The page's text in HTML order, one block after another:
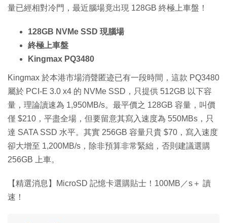
量已經相對冷門，最近腦場竟出現 128GB 終極上車盤！
128GB NVMe SSD 現腦場
終極上車盤
Kingmax PQ3480
Kingmax 於本港市場消聲匿迹已有一段時間，這款 PQ3480
屬於 PCI-E 3.0 x4 的 NVMe SSD，只提供 512GB 以下容
量，理論讀速為 1,950MB/s。最平價之 128GB 容量，叫價
僅 $210，平盡全場，但要留意其寫入速度為 550MBs，只
達 SATA SSD 水平。其實 256GB 容量只貴 $70，寫入速度
卻大增至 1,200MB/s，除非預算非常緊絀，否則建議選購
256GB 上車。
【精選消息】MicroSD 記憶卡選購貼士！100MB／s＋ 讀
速！